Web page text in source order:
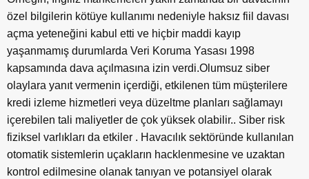
özel bilgilerin kötüye kullanımı nedeniyle haksız fiil davası
açma yeteneğini kabul etti ve hiçbir maddi kayıp
yaşanmamış durumlarda Veri Koruma Yasası 1998
kapsamında dava açılmasına izin verdi.Olumsuz siber
olaylara yanıt vermenin içerdiği, etkilenen tüm müşterilere
kredi izleme hizmetleri veya düzeltme planları sağlamayı
içerebilen tali maliyetler de çok yüksek olabilir.. Siber risk
fiziksel varlıkları da etkiler . Havacılık sektöründe kullanılan
otomatik sistemlerin uçakların hacklenmesine ve uzaktan
kontrol edilmesine olanak tanıyan ve potansiyel olarak